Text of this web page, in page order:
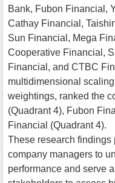
Bank, Fubon Financial,
Cathay Financial,
Sun Financial, Mega
Cooperative Financial,
Financial, and CTBC
multidimensional
weightings, ranked the
(Quadrant 4), Fubon
Financial (Quadrant 4).
These research
company managers to
performance and serve